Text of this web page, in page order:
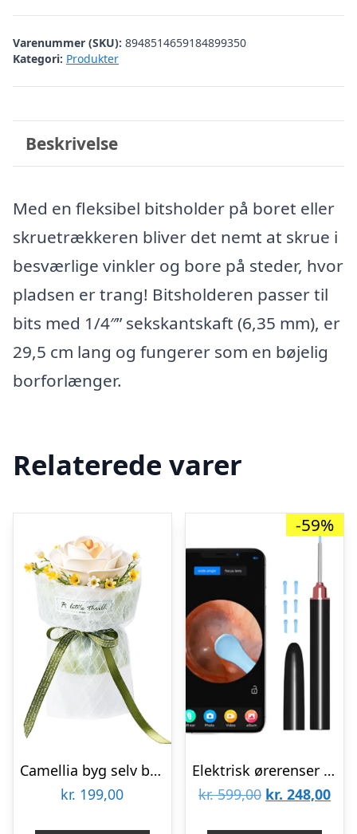
Varenummer (SKU): 8948514659184899350
Kategori: Produkter
Beskrivelse
Med en fleksibel bitsholder på boret eller
skruetrækkeren bliver det nemt at skrue i
besværlige vinkler og bore på steder, hvor
pladsen er trang! Bitsholderen passer til
bits med 1/4″” sekskantskaft (6,35 mm), er
29,5 cm lang og fungerer som en bøjelig
borforlænger.
Relaterede varer
Camellia byg selv blomst Rokrâ¢ (AF011)
kr. 199,00
-59%
Elektrisk ørerenser med kamera – Sort
kr.599,00 Den
kr. 248,00Den